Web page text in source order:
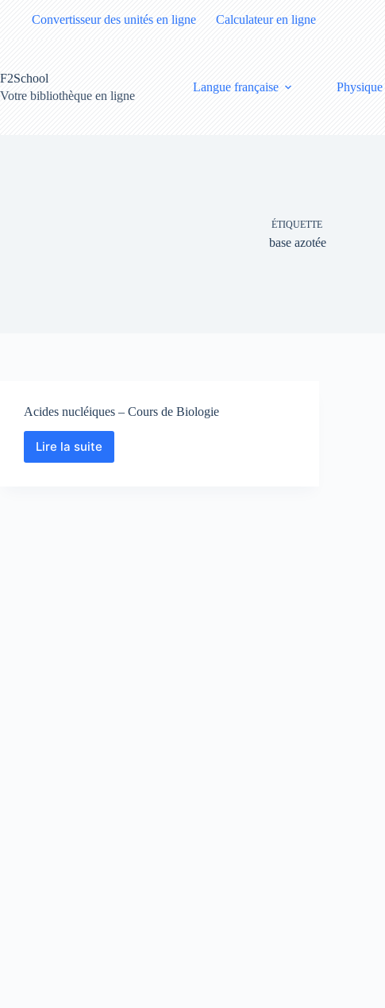
Convertisseur des unités en ligne Calculateur en ligne
F2School
Votre bibliothèque en ligne
Langue française Physique
ÉTIQUETTE
base azotée
Acides nucléiques – Cours de Biologie
Lire la suite
Acides